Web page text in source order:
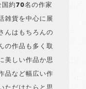
約70名の作家
雑貨を中心に展
んはもちろんの
の作品も多く取
美しい作品か思
品など幅広い作
ただけたらと思